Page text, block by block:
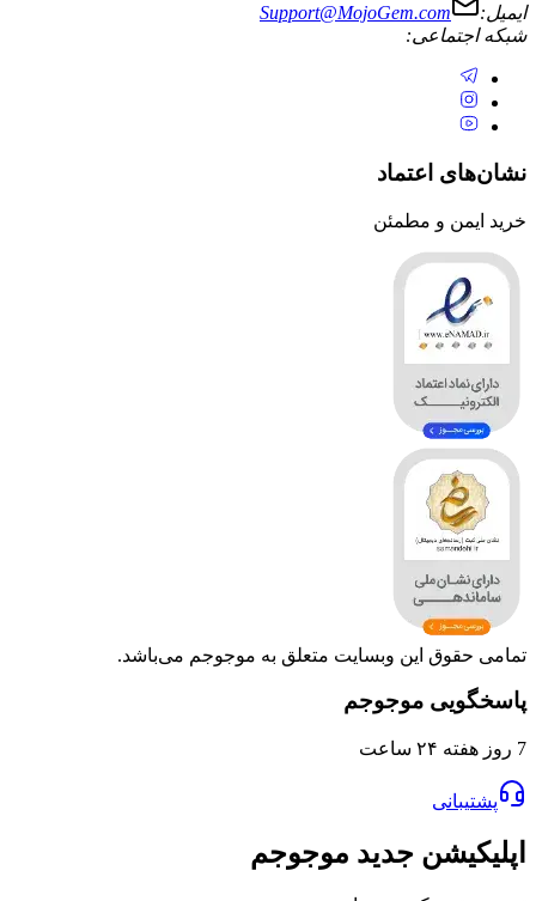
Support@MojoGem.com
اعتماد
و مطمئن
این وبسایت متعلق به موجوجم می‌باشد.
موجوجم
جدید موجوجم